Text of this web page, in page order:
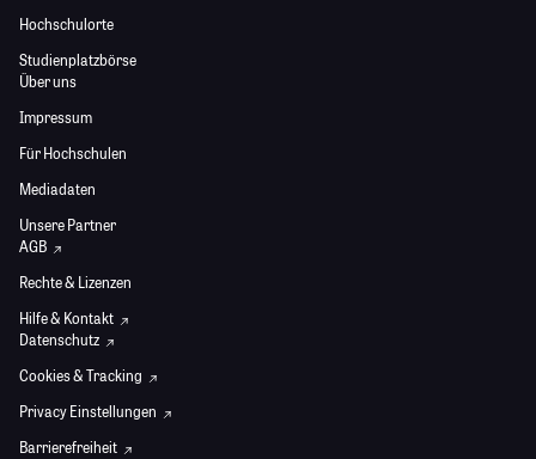
Hochschulorte
Studienplatzbörse
Über uns
Impressum
Für Hochschulen
Mediadaten
Unsere Partner
AGB
Rechte & Lizenzen
Hilfe & Kontakt
Datenschutz
Cookies & Tracking
Privacy Einstellungen
Barrierefreiheit